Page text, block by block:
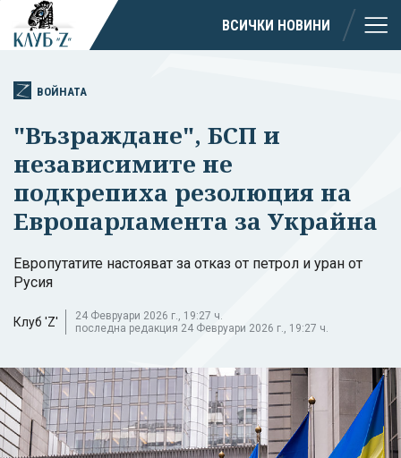
ВСИЧКИ НОВИНИ
ВОЙНАТА
"Възраждане", БСП и
независимите не
подкрепиха резолюция на
Европарламента за Украйна
Европутатите настояват за отказ от петрол и уран от
Русия
Клуб 'Z'
24 Февруари 2026 г., 19:27 ч.
последна редакция 24 Февруари 2026 г., 19:27 ч.